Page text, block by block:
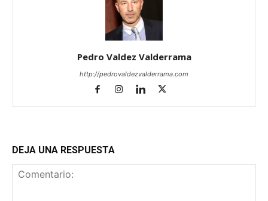
Pedro Valdez Valderrama
http://pedrovaldezvalderrama.com
DEJA UNA RESPUESTA